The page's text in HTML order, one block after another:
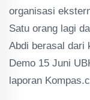
organisasi
Satu orang lagi
Abdi berasal dari
Demo 15 Juni
laporan